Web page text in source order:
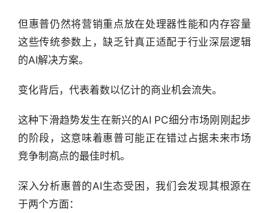
精
选
头
深
产
经
据
但惠普仍然将营销重点放在处理器性能和内存容量
这些传统参数上，缺乏针真正适配于行业深层逻辑
的AI解决方案。
变化背后，代表着数以亿计的商业机会流失。
这种下滑趋势发生在新兴的AI PC细分市场刚刚起步
的阶段，这意味着惠普可能正在错过占据未来市场
竞争制高点的最佳时机。
深入分析惠普的AI生态受困，我们会发现其根源在
于两个方面：